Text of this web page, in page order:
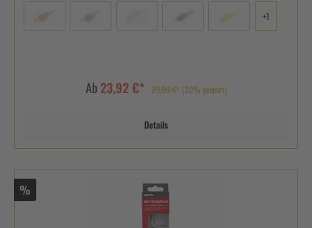
+1
Ab 23,92 €* 29,90 €* (20% gespart)
Details
%